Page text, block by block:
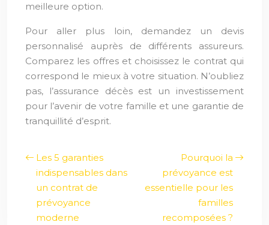
meilleure option.
Pour aller plus loin, demandez un devis
personnalisé auprès de différents assureurs.
Comparez les offres et choisissez le contrat qui
correspond le mieux à votre situation. N’oubliez
pas, l’assurance décès est un investissement
pour l’avenir de votre famille et une garantie de
tranquillité d’esprit.
Les 5 garanties
indispensables dans
un contrat de
prévoyance
moderne
Pourquoi la
prévoyance est
essentielle pour les
familles
recomposées ?